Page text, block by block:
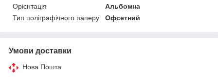
Орієнтація
Альбомна
Тип поліграфічного паперу
Офсетний
Умови доставки
Нова Пошта